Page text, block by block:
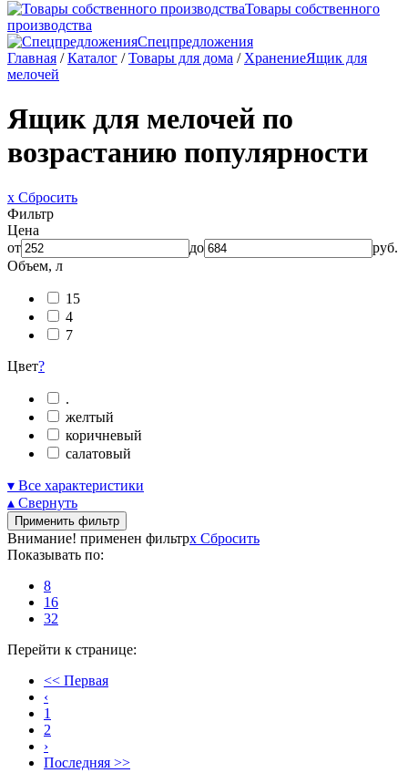
Товары собственного
производства
Спецпредложения
Главная /Каталог /Товары для дома / ХранениеЯщик для
мелочей
Ящик для мелочей по
возрастанию популярности
x Сбросить
Фильтр
Цена
от
до
руб.
Объем, л
15
4
7
Цвет?
.
желтый
коричневый
салатовый
▾ Все характеристики
▴ Свернуть
Применить фильтр
Внимание! применен фильтрx Сбросить
Показывать по:
8
16
32
Перейти к странице:
<< Первая
‹
1
2
›
Последняя >>